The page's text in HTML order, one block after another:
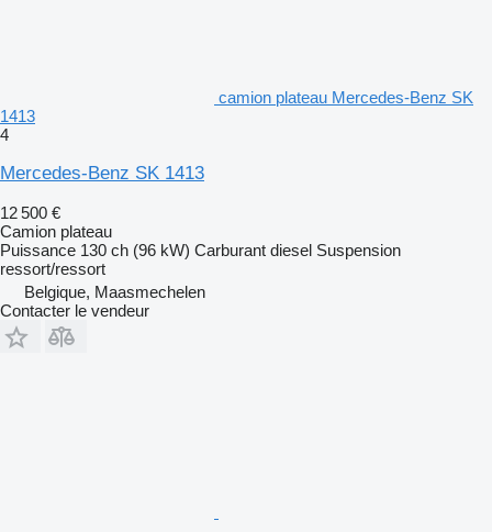
camion plateau Mercedes-Benz SK
1413
4
Mercedes-Benz SK 1413
12 500 €
Camion plateau
Puissance 130 ch (96 kW) Carburant diesel Suspension
ressort/ressort
Belgique, Maasmechelen
Contacter le vendeur